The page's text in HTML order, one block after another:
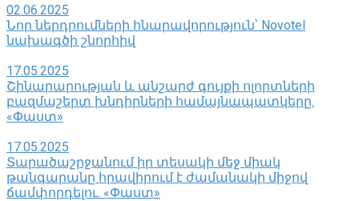
02.06.2025
Նոր ներդրումների հնարավորություն՝ Novotel
նախագծի շնորհիվ
17.05.2025
Շինարարության և անշարժ գույքի ոլորտների
բազմաշերտ խնդիրների համայնապատկերը.
«Փաստ»
17.05.2025
Տարածաշրջանում իր տեսակի մեջ միակ
թանգարանը հրավիրում է ժամանակի միջով
ճամփորդելու. «Փաստ»